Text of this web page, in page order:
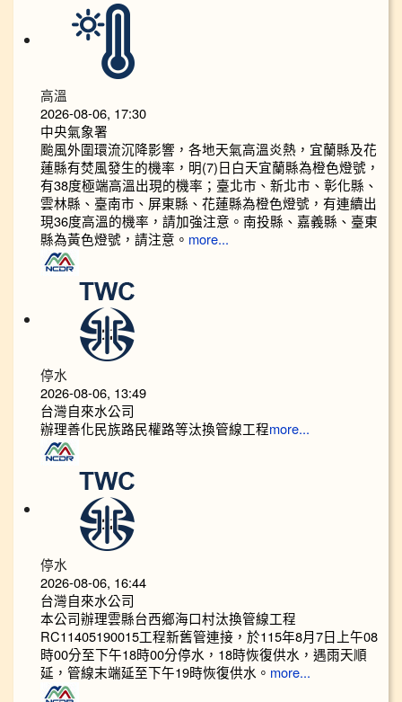
高溫
2026-08-06, 17:30
中央氣象署
颱風外圍環流沉降影響，各地天氣高溫炎熱，宜蘭縣及花
蓮縣有焚風發生的機率，明(7)日白天宜蘭縣為橙色燈號，
有38度極端高溫出現的機率；臺北市、新北市、彰化縣、
雲林縣、臺南市、屏東縣、花蓮縣為橙色燈號，有連續出
現36度高溫的機率，請加強注意。南投縣、嘉義縣、臺東
縣為黃色燈號，請注意。 more...
停水
2026-08-06, 13:49
台灣自來水公司
辦理善化民族路民權路等汰換管線工程more...
停水
2026-08-06, 16:44
台灣自來水公司
本公司辦理雲縣台西鄉海口村汰換管線工程
RC11405190015工程新舊管連接，於115年8月7日上午08
時00分至下午18時00分停水，18時恢復供水，遇雨天順
延，管線末端延至下午19時恢復供水。 more...